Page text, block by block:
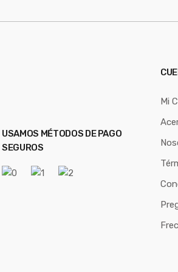
USAMOS MÉTODOS DE PAGO
SEGUROS
Mi